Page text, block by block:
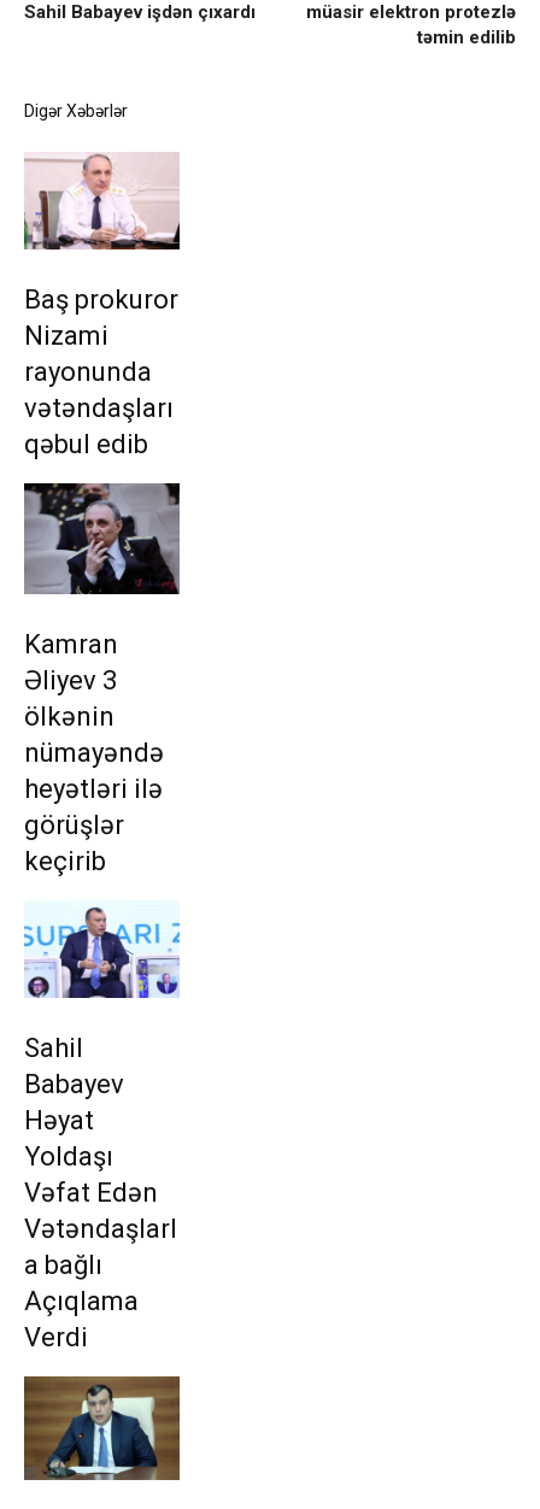
Sahil Babayev işdən çıxardı
müasir elektron protezlə
təmin edilib
Digər Xəbərlər
Baş prokuror
Nizami
rayonunda
vətəndaşları
qəbul edib
Kamran
Əliyev 3
ölkənin
nümayəndə
heyətləri ilə
görüşlər
keçirib
Sahil
Babayev
Həyat
Yoldaşı
Vəfat Edən
Vətəndaşlarl
a bağlı
Açıqlama
Verdi